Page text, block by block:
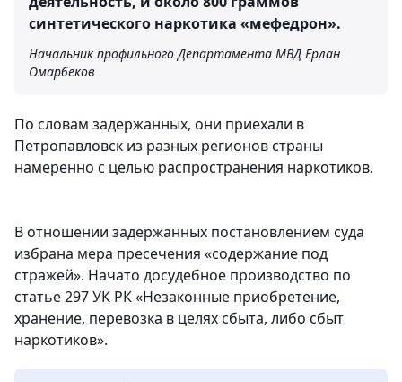
синтетического наркотика «мефедрон».
Начальник профильного Департамента МВД Ерлан
Омарбеков
По словам задержанных, они приехали в
Петропавловск из разных регионов страны
намеренно с целью распространения наркотиков.
В отношении задержанных постановлением суда
избрана мера пресечения «содержание под
стражей». Начато досудебное производство по
статье 297 УК РК «Незаконные приобретение,
хранение, перевозка в целях сбыта, либо сбыт
наркотиков».